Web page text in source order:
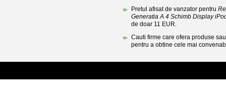
Pretul afisat de vanzator pentru
Generatia A 4 Schimb Display
de doar 11 EUR.
Cauti firme care ofera produse
pentru a obtine cele mai